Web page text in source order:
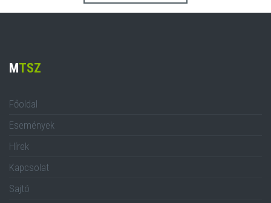
M TSZ
Főoldal
Események
Hírek
Kapcsolat
Sajtó